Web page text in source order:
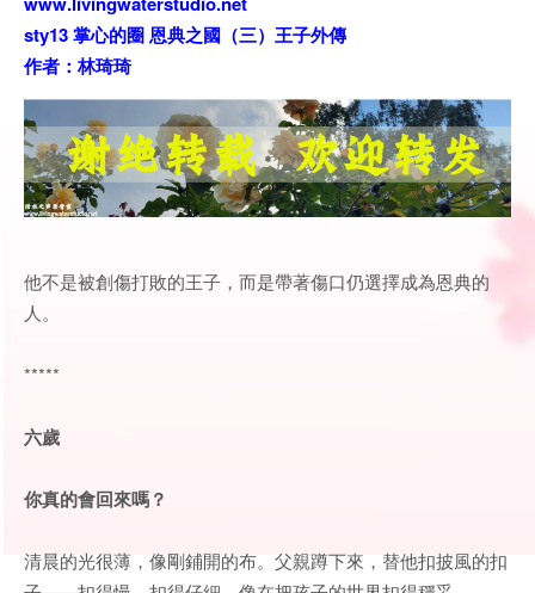
sty13 掌心的圈 恩典之國（三）王子外傳
作者：林琦琦
他不是被創傷打敗的王子，而是帶著傷口仍選擇成為恩典的
人。
*****
六歲
你真的會回來嗎？
清晨的光很薄，像剛鋪開的布。父親蹲下來，替他扣披風的扣